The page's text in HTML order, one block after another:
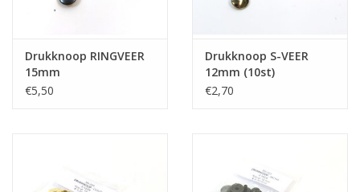
Drukknoop RINGVEER
15mm
€5,50
Drukknoop S-VEER
12mm (10st)
€2,70